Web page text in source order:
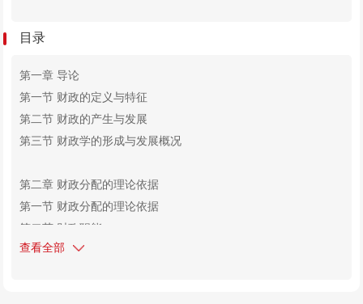
目录
第一章 导论
第一节 财政的定义与特征
第二节 财政的产生与发展
第三节 财政学的形成与发展概况
第二章 财政分配的理论依据
第一节 财政分配的理论依据
第二节 财政职能
第三节 公平与效率
查看全部